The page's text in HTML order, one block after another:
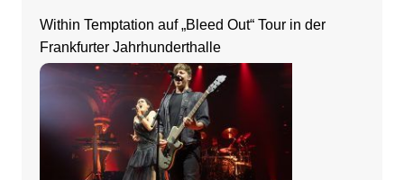
Within Temptation auf „Bleed Out“ Tour in der
Frankfurter Jahrhunderthalle